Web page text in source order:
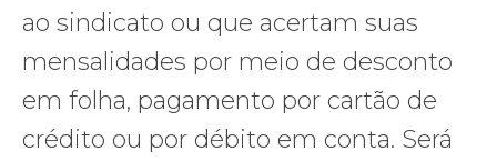
ao sindicato ou que acertam suas
mensalidades por meio de desconto
em folha, pagamento por cartão de
crédito ou por débito em conta. Será